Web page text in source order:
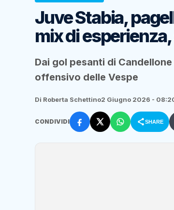
Juve Stabia,
mix di
Dai gol pesanti di
offensivo delle Vespe
Di Roberta Schettino2 Giugno 2026 -
CONDIVIDI SHARE